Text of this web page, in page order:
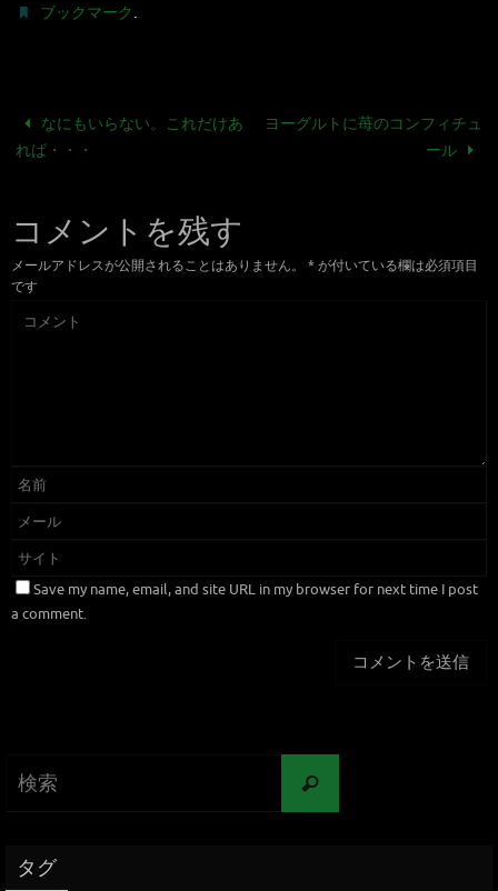
ブックマーク.
なにもいらない。これだけあ
れば・・・
ヨーグルトに苺のコンフィチュ
ール
コメントを残す
メールアドレスが公開されることはありません。 * が付いている欄は必須項目
です
Save my name, email, and site URL in my browser for next time I post
a comment.
タグ